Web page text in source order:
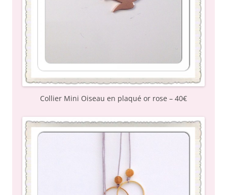
Collier Mini Oiseau en plaqué or rose – 40€